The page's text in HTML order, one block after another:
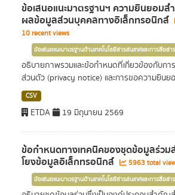
ข้อเสนอแนะมาตรฐานฯ ความยินยอมส
ผลข้อมูลส่วนบุคคลทางอิเล็กทรอนิกส์
10 recent views
ข้อเสนอแนะมาตรฐานด้านเทคโนโลยีสารสนเทศและการสื่อส
อธิบายภาพรวมและข้อกำหนดที่เกี่ยวข้องกับกา
ส่วนตัว (privacy notice) และการขอความยินย
CSV
ETDA 19 มิถุนายน 2569
ข้อกำหนดทางเทคนิคของชุดข้อมูลร่วม
โยงข้อมูลอิเล็กทรอนิกส์ 5963 total
ข้อเสนอแนะมาตรฐานด้านเทคโนโลยีสารสนเทศและการสื่อส